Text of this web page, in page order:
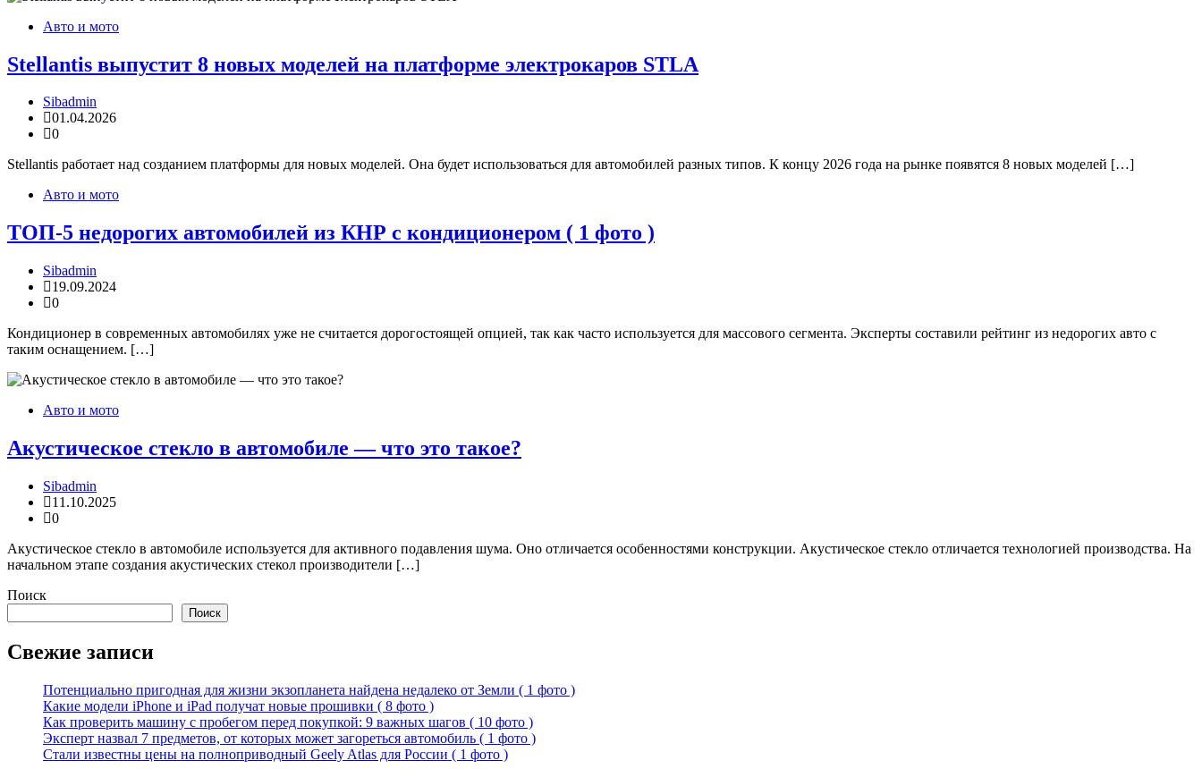
Авто и мото
Stellantis выпустит 8 новых моделей на платформе электрокаров STLA
Sibadmin
01.04.2026
0
Stellantis работает над созданием платформы для новых моделей. Она будет использоваться для автомобилей разных типов. К концу 2026 года на рынке появятся 8 новых моделей […]
Авто и мото
ТОП-5 недорогих автомобилей из КНР с кондиционером ( 1 фото )
Sibadmin
19.09.2024
0
Кондиционер в современных автомобилях уже не считается дорогостоящей опцией, так как часто используется для массового сегмента. Эксперты составили рейтинг из недорогих авто с
таким оснащением. […]
Авто и мото
Акустическое стекло в автомобиле — что это такое?
Sibadmin
11.10.2025
0
Акустическое стекло в автомобиле используется для активного подавления шума. Оно отличается особенностями конструкции. Акустическое стекло отличается технологией производства. На
начальном этапе создания акустических стекол производители […]
Поиск
Поиск
Свежие записи
Потенциально пригодная для жизни экзопланета найдена недалеко от Земли ( 1 фото )
Какие модели iPhone и iPad получат новые прошивки ( 8 фото )
Как проверить машину с пробегом перед покупкой: 9 важных шагов ( 10 фото )
Эксперт назвал 7 предметов, от которых может загореться автомобиль ( 1 фото )
Стали известны цены на полноприводный Geely Atlas для России ( 1 фото )